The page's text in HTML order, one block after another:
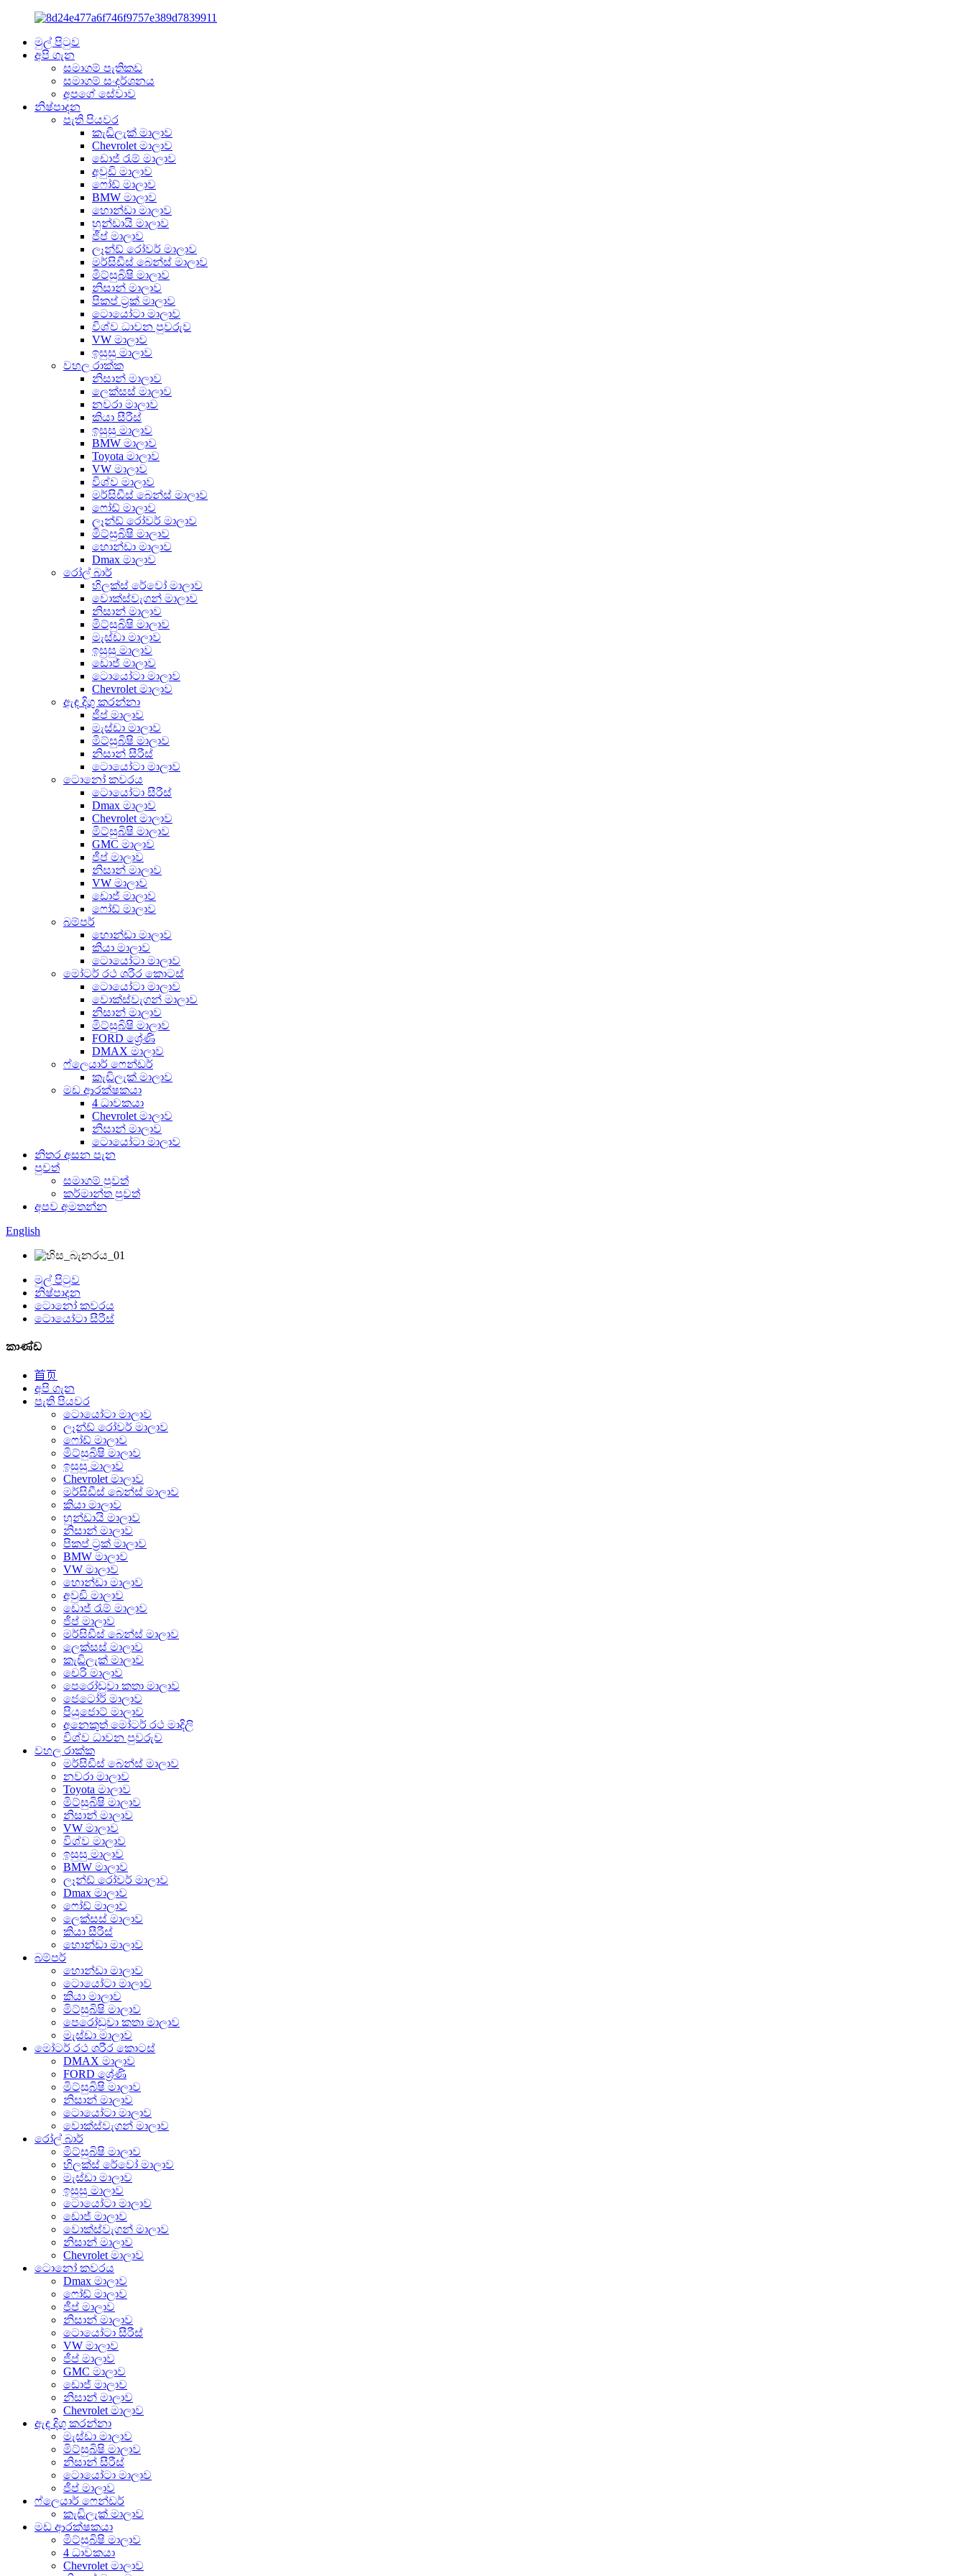
මුල් පිටුව
අපි ගැන
සමාගම් පැතිකඩ
සමාගම් සංදර්ශනය
අපගේ සේවාව
නිෂ්පාදන
පැති පියවර
කැඩිලැක් මාලාව
Chevrolet මාලාව
ඩොජ් රැම් මාලාව
අවුඩි මාලාව
ෆෝඩ් මාලාව
BMW මාලාව
හොන්ඩා මාලාව
හුන්ඩායි මාලාව
ජීප් මාලාව
ලෑන්ඩ් රෝවර් මාලාව
මර්සිඩීස් බෙන්ස් මාලාව
මිට්සුබිෂි මාලාව
නිසාන් මාලාව
පිකප් ට්‍රක් මාලාව
ටොයෝටා මාලාව
විශ්ව ධාවන පුවරුව
VW මාලාව
ඉසුසු මාලාව
වහල රාක්ක
නිසාන් මාලාව
ලෙක්සස් මාලාව
නවරා මාලාව
කියා සීරීස්
ඉසුසු මාලාව
BMW මාලාව
Toyota මාලාව
VW මාලාව
විශ්ව මාලාව
මර්සිඩීස් බෙන්ස් මාලාව
ෆෝඩ් මාලාව
ලෑන්ඩ් රෝවර් මාලාව
මිට්සුබිෂි මාලාව
හොන්ඩා මාලාව
Dmax මාලාව
රෝල් බාර්
හිලක්ස් රේවෝ මාලාව
වොක්ස්වැගන් මාලාව
නිසාන් මාලාව
මිට්සුබිෂි මාලාව
මැස්ඩා මාලාව
ඉසුසු මාලාව
ඩොජ් මාලාව
ටොයෝටා මාලාව
Chevrolet මාලාව
ඇඳ දිගු කරන්නා
ජීප් මාලාව
මැස්ඩා මාලාව
මිට්සුබිෂි මාලාව
නිසාන් සීරීස්
ටොයෝටා මාලාව
ටොනෝ කවරය
ටොයෝටා සීරීස්
Dmax මාලාව
Chevrolet මාලාව
මිට්සුබිෂි මාලාව
GMC මාලාව
ජීප් මාලාව
නිසාන් මාලාව
VW මාලාව
ඩොජ් මාලාව
ෆෝඩ් මාලාව
බම්පර්
හොන්ඩා මාලාව
කියා මාලාව
ටොයෝටා මාලාව
මෝටර් රථ ශරීර කොටස්
ටොයෝටා මාලාව
වොක්ස්වැගන් මාලාව
නිසාන් මාලාව
මිට්සුබිෂි මාලාව
FORD ශ්‍රේණි
DMAX මාලාව
ෆ්ලෙයාර් ෆෙන්ඩර්
කැඩිලැක් මාලාව
මඩ ආරක්ෂකයා
4 ධාවකයා
Chevrolet මාලාව
නිසාන් මාලාව
ටොයෝටා මාලාව
නිතර අසන පැන
පුවත්
සමාගම් පුවත්
කර්මාන්ත පුවත්
අපව අමතන්න
English
මුල් පිටුව
නිෂ්පාදන
ටොනෝ කවරය
ටොයෝටා සීරීස්
කාණ්ඩ
首页
අපි ගැන
පැති පියවර
ටොයෝටා මාලාව
ලෑන්ඩ් රෝවර් මාලාව
ෆෝඩ් මාලාව
මිට්සුබිෂි මාලාව
ඉසුසු මාලාව
Chevrolet මාලාව
මර්සිඩීස් බෙන්ස් මාලාව
කියා මාලාව
හුන්ඩායි මාලාව
නිසාන් මාලාව
පිකප් ට්‍රක් මාලාව
BMW මාලාව
VW මාලාව
හොන්ඩා මාලාව
අවුඩි මාලාව
ඩොජ් රැම් මාලාව
ජීප් මාලාව
මර්සිඩීස් බෙන්ස් මාලාව
ලෙක්සස් මාලාව
කැඩිලැක් මාලාව
චෙරි මාලාව
පෙරෝඩුවා කතා මාලාව
ජෙටෝර් මාලාව
පියුජොට් මාලාව
අනෙකුත් මෝටර් රථ මාදිලි
විශ්ව ධාවන පුවරුව
වහල රාක්ක
මර්සිඩීස් බෙන්ස් මාලාව
නවරා මාලාව
Toyota මාලාව
මිට්සුබිෂි මාලාව
නිසාන් මාලාව
VW මාලාව
විශ්ව මාලාව
ඉසුසු මාලාව
BMW මාලාව
ලෑන්ඩ් රෝවර් මාලාව
Dmax මාලාව
ෆෝඩ් මාලාව
ලෙක්සස් මාලාව
කියා සීරීස්
හොන්ඩා මාලාව
බම්පර්
හොන්ඩා මාලාව
ටොයෝටා මාලාව
කියා මාලාව
මිට්සුබිෂි මාලාව
පෙරෝඩුවා කතා මාලාව
මැස්ඩා මාලාව
මෝටර් රථ ශරීර කොටස්
DMAX මාලාව
FORD ශ්‍රේණි
මිට්සුබිෂි මාලාව
නිසාන් මාලාව
ටොයෝටා මාලාව
වොක්ස්වැගන් මාලාව
රෝල් බාර්
මිට්සුබිෂි මාලාව
හිලක්ස් රේවෝ මාලාව
මැස්ඩා මාලාව
ඉසුසු මාලාව
ටොයෝටා මාලාව
ඩොජ් මාලාව
වොක්ස්වැගන් මාලාව
නිසාන් මාලාව
Chevrolet මාලාව
ටොනෝ කවරය
Dmax මාලාව
ෆෝඩ් මාලාව
ජීප් මාලාව
නිසාන් මාලාව
ටොයෝටා සීරීස්
VW මාලාව
ජීප් මාලාව
GMC මාලාව
ඩොජ් මාලාව
නිසාන් මාලාව
Chevrolet මාලාව
ඇඳ දිගු කරන්නා
මැස්ඩා මාලාව
මිට්සුබිෂි මාලාව
නිසාන් සීරීස්
ටොයෝටා මාලාව
ජීප් මාලාව
ෆ්ලෙයාර් ෆෙන්ඩර්
කැඩිලැක් මාලාව
මඩ ආරක්ෂකයා
මිට්සුබිෂි මාලාව
4 ධාවකයා
Chevrolet මාලාව